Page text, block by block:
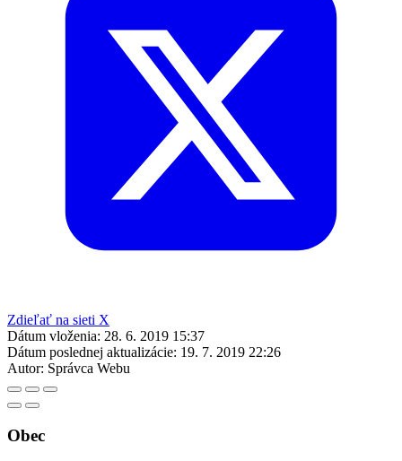
Zdieľať na sieti X
Dátum vloženia: 28. 6. 2019 15:37
Dátum poslednej aktualizácie: 19. 7. 2019 22:26
Autor: Správca Webu
Obec